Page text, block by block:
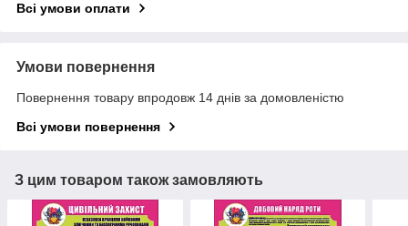
Всі умови оплати
Умови повернення
Повернення товару впродовж 14 днів за домовленістю
Всі умови повернення
З цим товаром також замовляють